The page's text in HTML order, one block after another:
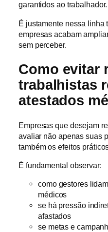
garantidos ao trabalhador.
É justamente nessa linha
empresas acabam
sem perceber.
Como evitar
trabalhistas
atestados
Empresas que desejam
avaliar não apenas suas
também os efeitos
É fundamental observar:
como gestores
médicos
se há pressão
afastados
se metas e